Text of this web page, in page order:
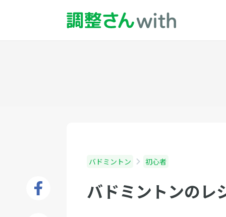
バドミントン 初心者
バドミントンのレ